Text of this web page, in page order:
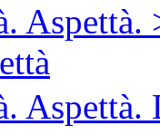
Aspettà.
Aspettà.